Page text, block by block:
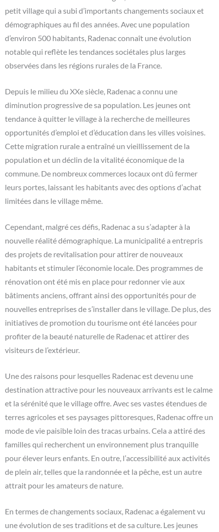
petit village qui a subi d’importants changements sociaux et
démographiques au fil des années. Avec une population
d’environ 500 habitants, Radenac connaît une évolution
notable qui reflète les tendances sociétales plus larges
observées dans les régions rurales de la France.
Depuis le milieu du XXe siècle, Radenac a connu une
diminution progressive de sa population. Les jeunes ont
tendance à quitter le village à la recherche de meilleures
opportunités d’emploi et d’éducation dans les villes voisines.
Cette migration rurale a entraîné un vieillissement de la
population et un déclin de la vitalité économique de la
commune. De nombreux commerces locaux ont dû fermer
leurs portes, laissant les habitants avec des options d’achat
limitées dans le village même.
Cependant, malgré ces défis, Radenac a su s’adapter à la
nouvelle réalité démographique. La municipalité a entrepris
des projets de revitalisation pour attirer de nouveaux
habitants et stimuler l’économie locale. Des programmes de
rénovation ont été mis en place pour redonner vie aux
bâtiments anciens, offrant ainsi des opportunités pour de
nouvelles entreprises de s’installer dans le village. De plus, des
initiatives de promotion du tourisme ont été lancées pour
profiter de la beauté naturelle de Radenac et attirer des
visiteurs de l’extérieur.
Une des raisons pour lesquelles Radenac est devenu une
destination attractive pour les nouveaux arrivants est le calme
et la sérénité que le village offre. Avec ses vastes étendues de
terres agricoles et ses paysages pittoresques, Radenac offre un
mode de vie paisible loin des tracas urbains. Cela a attiré des
familles qui recherchent un environnement plus tranquille
pour élever leurs enfants. En outre, l’accessibilité aux activités
de plein air, telles que la randonnée et la pêche, est un autre
attrait pour les amateurs de nature.
En termes de changements sociaux, Radenac a également vu
une évolution de ses traditions et de sa culture. Les jeunes